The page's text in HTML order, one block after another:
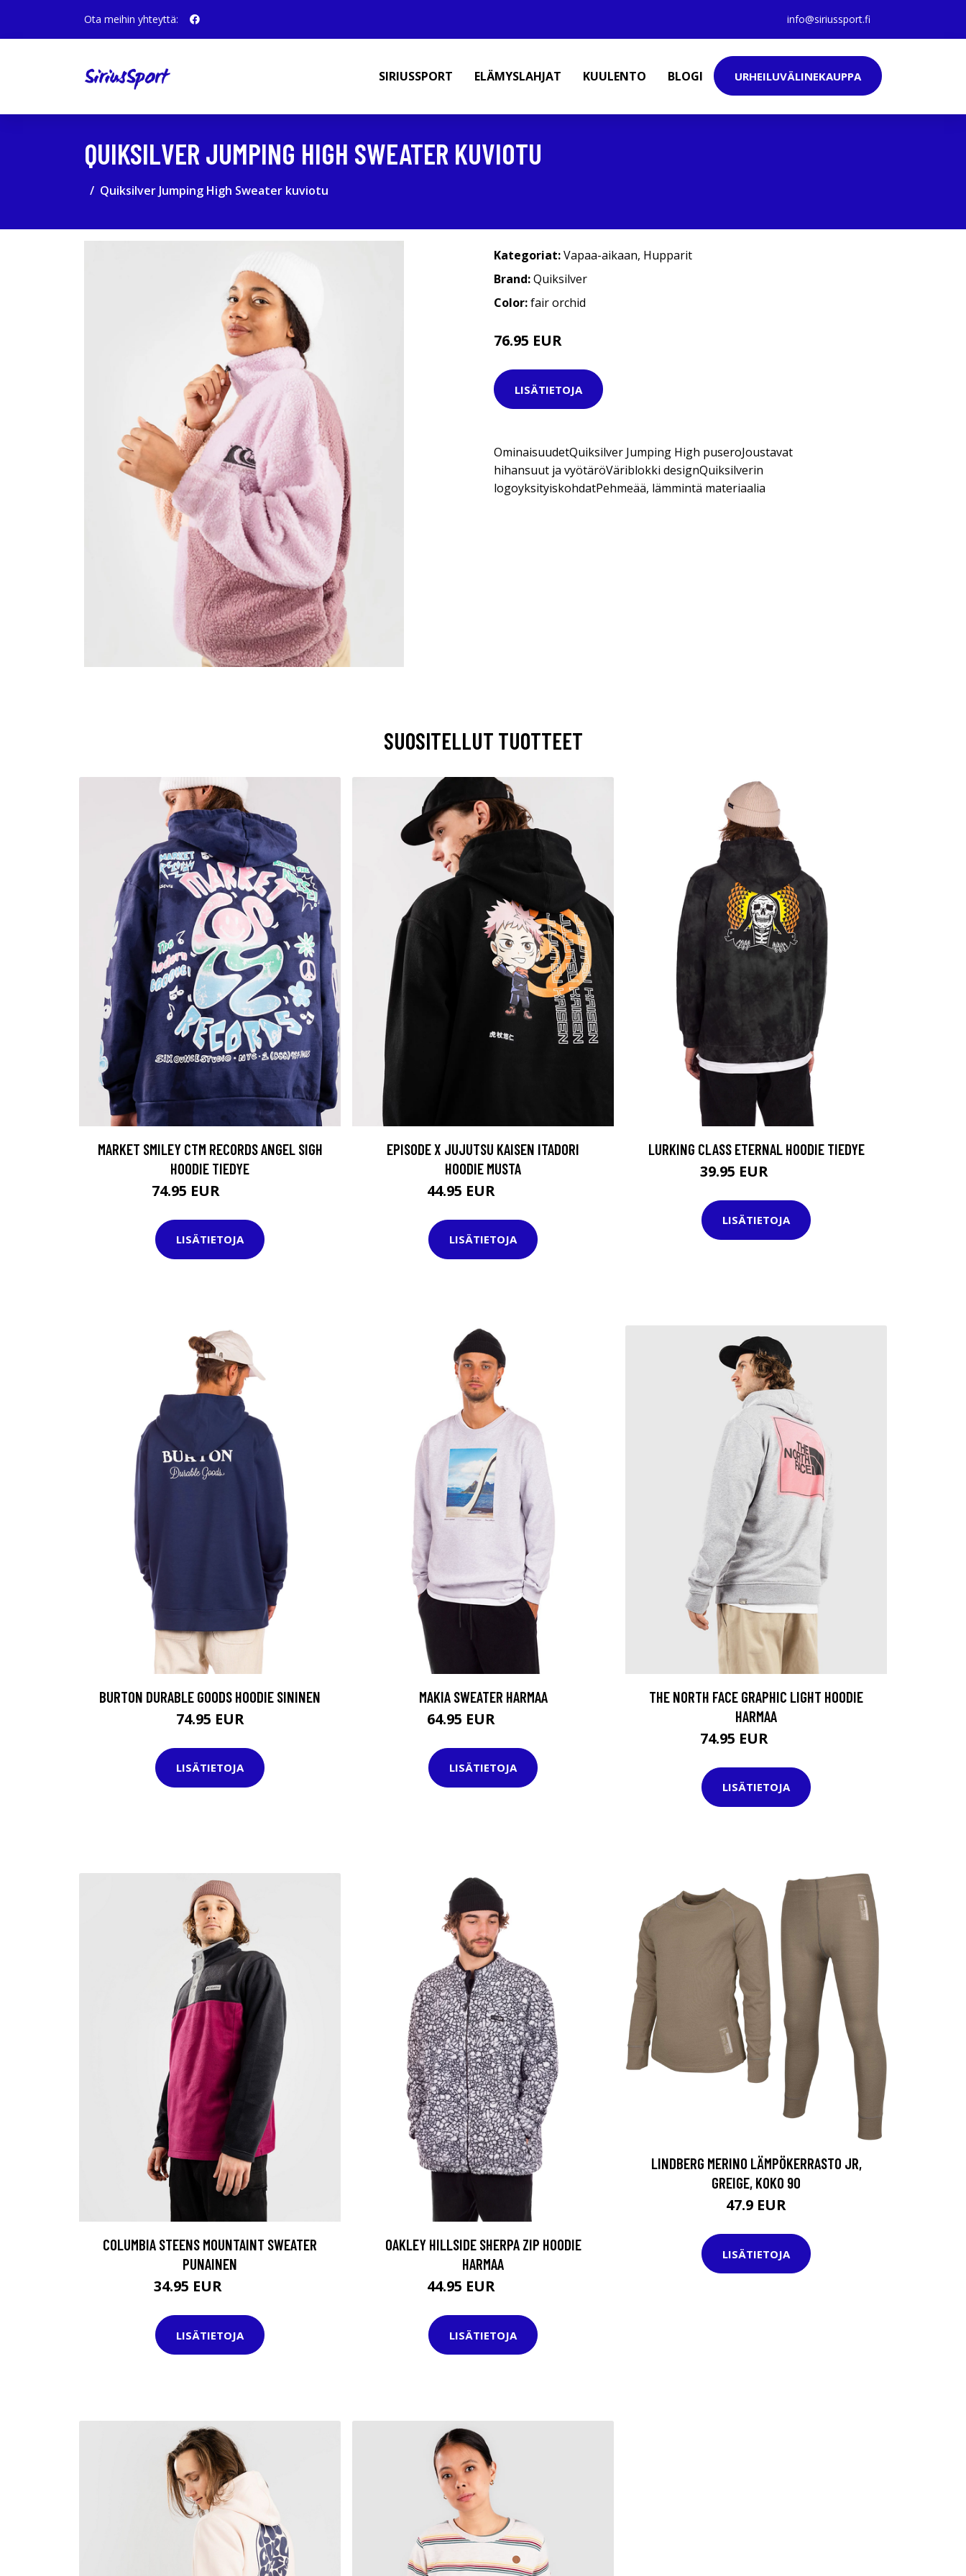
Ota meihin yhteyttä: info@siriussport.fi
SIRIUSSPORT ELÄMYSLAHJAT KUULENTO BLOGI URHEILUVÄLINEKAUPPA
QUIKSILVER JUMPING HIGH SWEATER KUVIOTU
Quiksilver Jumping High Sweater kuviotu
Kategoriat:Vapaa-aikaan, Hupparit
Brand:Quiksilver
Color:fair orchid
76.95 EUR
LISÄTIETOJA
OminaisuudetQuiksilver Jumping High puseroJoustavat
hihansuut ja vyötäröVäriblokki designQuiksilverin
logoyksityiskohdatPehmeää, lämmintä materiaalia
SUOSITELLUT TUOTTEET
MARKET SMILEY CTM RECORDS ANGEL SIGH
HOODIE TIEDYE
74.95 EUR
LISÄTIETOJA
EPISODE X JUJUTSU KAISEN ITADORI
HOODIE MUSTA
44.95 EUR
LISÄTIETOJA
LURKING CLASS ETERNAL HOODIE TIEDYE
39.95 EUR
LISÄTIETOJA
BURTON DURABLE GOODS HOODIE SININEN
74.95 EUR
LISÄTIETOJA
MAKIA SWEATER HARMAA
64.95 EUR
LISÄTIETOJA
THE NORTH FACE GRAPHIC LIGHT HOODIE
HARMAA
74.95 EUR
LISÄTIETOJA
COLUMBIA STEENS MOUNTAINT SWEATER
PUNAINEN
34.95 EUR
LISÄTIETOJA
OAKLEY HILLSIDE SHERPA ZIP HOODIE
HARMAA
44.95 EUR
LISÄTIETOJA
LINDBERG MERINO LÄMPÖKERRASTO JR,
GREIGE, KOKO 90
47.9 EUR
LISÄTIETOJA